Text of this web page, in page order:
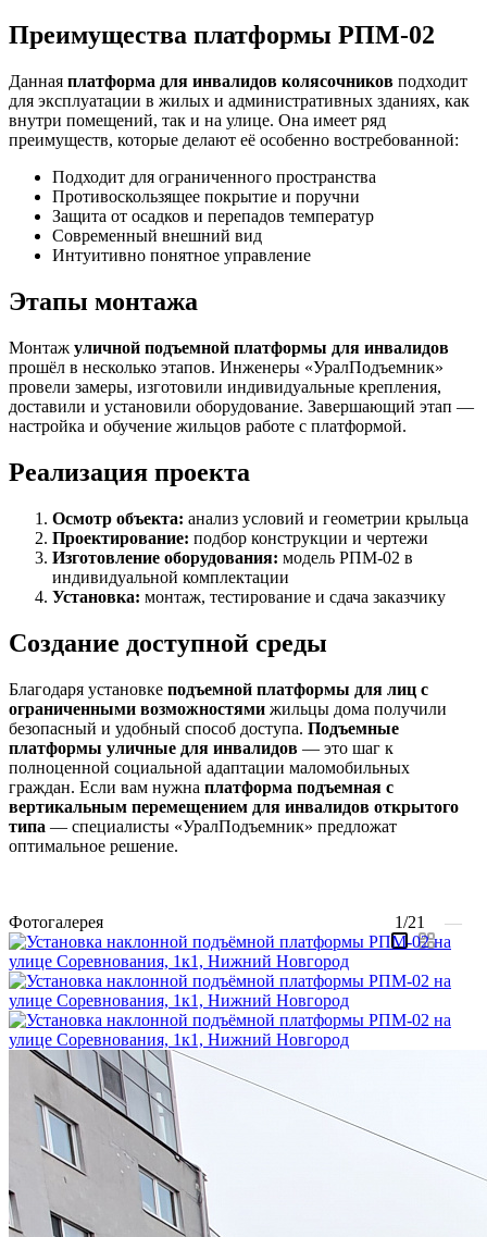
Преимущества платформы РПМ-02
Данная платформа для инвалидов колясочников подходит
для эксплуатации в жилых и административных зданиях, как
внутри помещений, так и на улице. Она имеет ряд
преимуществ, которые делают её особенно востребованной:
Подходит для ограниченного пространства
Противоскользящее покрытие и поручни
Защита от осадков и перепадов температур
Современный внешний вид
Интуитивно понятное управление
Этапы монтажа
Монтаж уличной подъемной платформы для инвалидов
прошёл в несколько этапов. Инженеры «УралПодъемник»
провели замеры, изготовили индивидуальные крепления,
доставили и установили оборудование. Завершающий этап —
настройка и обучение жильцов работе с платформой.
Реализация проекта
Осмотр объекта: анализ условий и геометрии крыльца
Проектирование: подбор конструкции и чертежи
Изготовление оборудования: модель РПМ-02 в
индивидуальной комплектации
Установка: монтаж, тестирование и сдача заказчику
Создание доступной среды
Благодаря установке подъемной платформы для лиц с
ограниченными возможностями жильцы дома получили
безопасный и удобный способ доступа. Подъемные
платформы уличные для инвалидов — это шаг к
полноценной социальной адаптации маломобильных
граждан. Если вам нужна платформа подъемная с
вертикальным перемещением для инвалидов открытого
типа — специалисты «УралПодъемник» предложат
оптимальное решение.
Фотогалерея 1/21 —